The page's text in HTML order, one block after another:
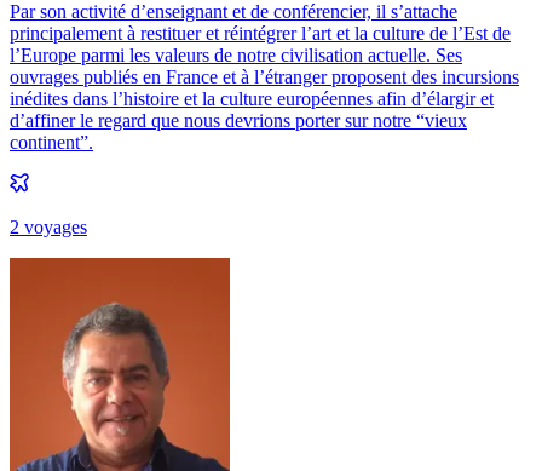
Par son activité d’enseignant et de conférencier, il s’attache
principalement à restituer et réintégrer l’art et la culture de l’Est de
l’Europe parmi les valeurs de notre civilisation actuelle. Ses
ouvrages publiés en France et à l’étranger proposent des incursions
inédites dans l’histoire et la culture européennes afin d’élargir et
d’affiner le regard que nous devrions porter sur notre “vieux
continent”.
2 voyages